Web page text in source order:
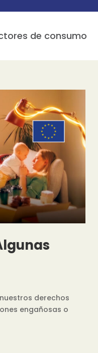
de consumo
derechos
engañosas o